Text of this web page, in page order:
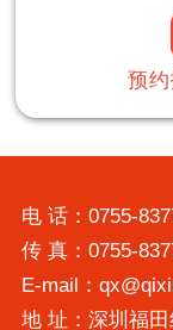
预
电 话：0755-
传 真：0755-
E-mail：
地 址：深圳福